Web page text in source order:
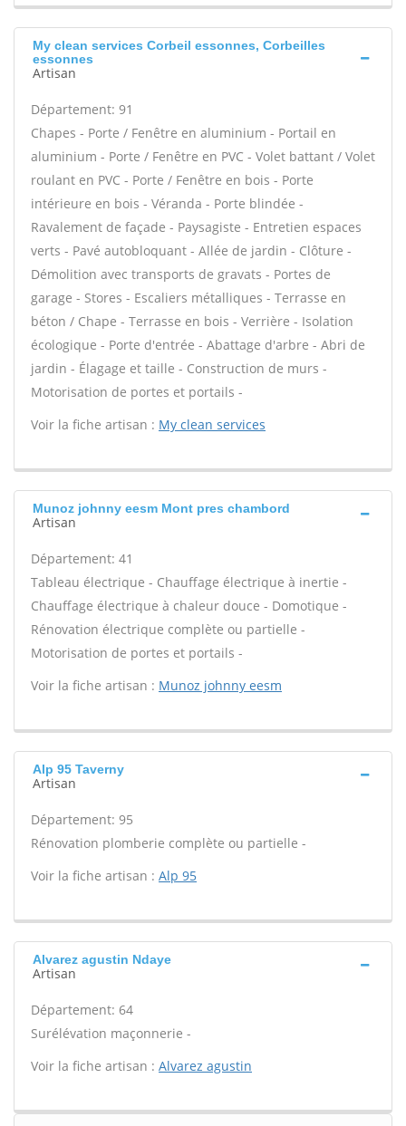
My clean services Corbeil essonnes, Corbeilles
essonnes
Artisan
Département: 91
Chapes - Porte / Fenêtre en aluminium - Portail en
aluminium - Porte / Fenêtre en PVC - Volet battant / Volet
roulant en PVC - Porte / Fenêtre en bois - Porte
intérieure en bois - Véranda - Porte blindée -
Ravalement de façade - Paysagiste - Entretien espaces
verts - Pavé autobloquant - Allée de jardin - Clôture -
Démolition avec transports de gravats - Portes de
garage - Stores - Escaliers métalliques - Terrasse en
béton / Chape - Terrasse en bois - Verrière - Isolation
écologique - Porte d'entrée - Abattage d'arbre - Abri de
jardin - Élagage et taille - Construction de murs -
Motorisation de portes et portails -
Voir la fiche artisan : My clean services
Munoz johnny eesm Mont pres chambord
Artisan
Département: 41
Tableau électrique - Chauffage électrique à inertie -
Chauffage électrique à chaleur douce - Domotique -
Rénovation électrique complète ou partielle -
Motorisation de portes et portails -
Voir la fiche artisan : Munoz johnny eesm
Alp 95 Taverny
Artisan
Département: 95
Rénovation plomberie complète ou partielle -
Voir la fiche artisan : Alp 95
Alvarez agustin Ndaye
Artisan
Département: 64
Surélévation maçonnerie -
Voir la fiche artisan : Alvarez agustin